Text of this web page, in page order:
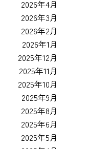
2026年4月
2026年3月
2026年2月
2026年1月
2025年12月
2025年11月
2025年10月
2025年9月
2025年8月
2025年6月
2025年5月